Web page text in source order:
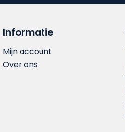
Informatie
Mijn account
Over ons